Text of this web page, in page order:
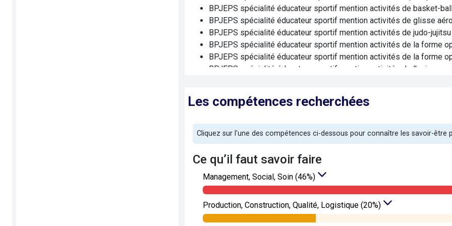
BPJEPS spécialité éducateur sportif mention activités de basket-ball
BPJEPS spécialité éducateur sportif mention activités de glisse
BPJEPS spécialité éducateur sportif mention activités de judo-jujitsu
BPJEPS spécialité éducateur sportif mention activités de la forme
BPJEPS spécialité éducateur sportif mention activités de la forme
BPJEPS spécialité éducateur sportif mention activités de l'aviron
conduite sécuritaire
BPJEPS spécialité éducateur sportif mention activités de sport
BPJEPS spécialité éducateur sportif mention activités de sports
BPJEPS spécialité éducateur sportif mention activités de sports
BPJEPS spécialité éducateur sportif mention activités de surf et
BPJEPS spécialité éducateur sportif mention activités des sports de
BPJEPS spécialité éducateur sportif mention activités du canoë-
III, en eau calme et en mer jusqu'à 4 Beaufort
BPJEPS spécialité éducateur sportif mention activités du canoë-
Les compétences recherchées
Cliquez sur l'une des compétences ci-dessous pour connaître les savoir-
Ce qu’il faut savoir faire
Management, Social, Soin (46%)
Production, Construction, Qualité, Logistique (20%)